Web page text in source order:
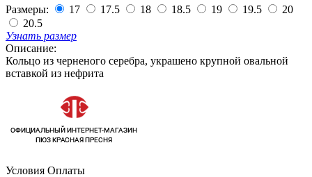
Размеры: 17 17.5 18 18.5 19 19.5
20
20.5
Узнать размер
Описание:
Кольцо из черненого серебра, украшено крупной овальной
вставкой из нефрита
Условия Оплаты